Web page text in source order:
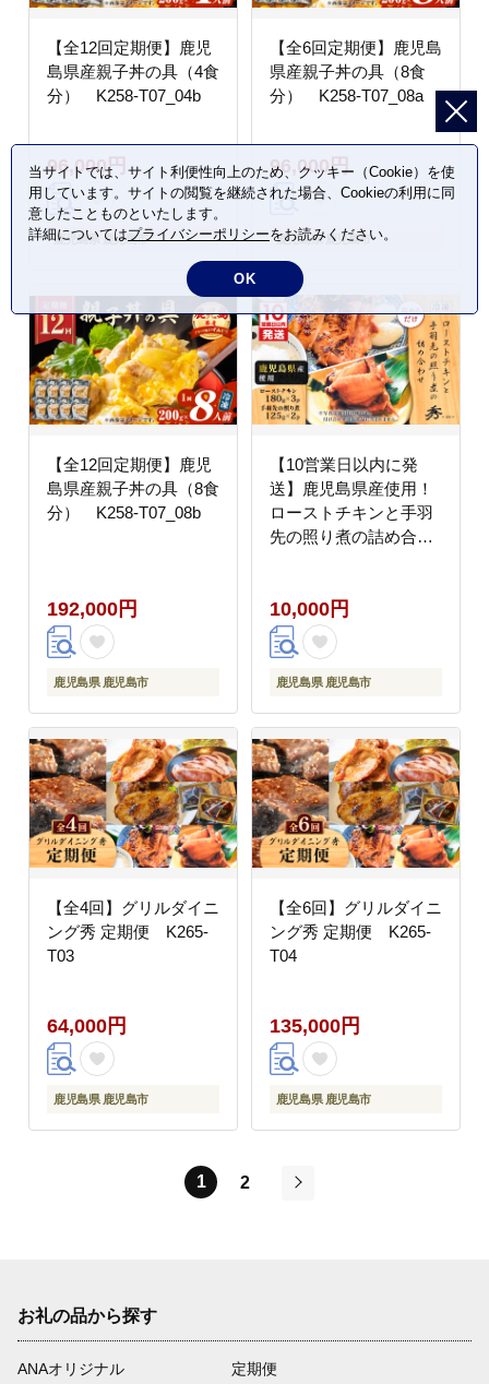
【全12回定期便】鹿児
島県産親子丼の具（4食
分） K258-T07_04b
96,000円
鹿児島県 鹿児島市
【全6回定期便】鹿児島
県産親子丼の具（8食
分） K258-T07_08a
96,000円
鹿児島県 鹿児島市
【全12回定期便】鹿児
島県産親子丼の具（8食
分） K258-T07_08b
192,000円
鹿児島県 鹿児島市
【10営業日以内に発
送】鹿児島県産使用！
ローストチキンと手羽
先の照り煮の詰め合わ
10,000円
鹿児島県 鹿児島市
【全4回】グリルダイニ
ング秀 定期便 K265-
T03
64,000円
鹿児島県 鹿児島市
【全6回】グリルダイニ
ング秀 定期便 K265-
T04
135,000円
鹿児島県 鹿児島市
1
2
お礼の品から探す
ANAオリジナル
定期便
当サイトでは、サイト利便性向上のため、クッキー（Cookie）を使
用しています。サイトの閲覧を継続された場合、Cookieの利用に同
意したことものといたします。
詳細についてはプライバシーポリシーをお読みください。
OK